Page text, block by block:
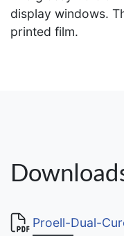
display windows.
printed film.
Proell-Dual-